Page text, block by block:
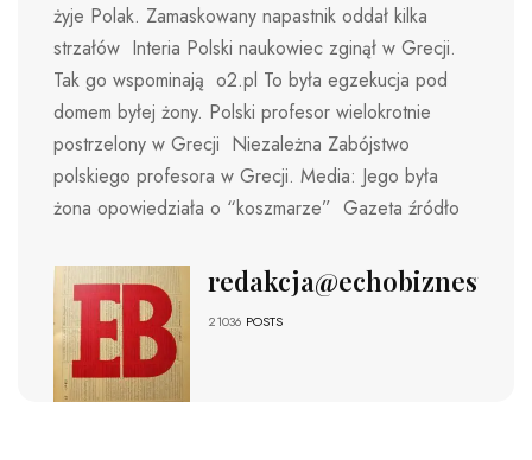
żyje Polak. Zamaskowany napastnik oddał kilka
strzałów Interia Polski naukowiec zginął w Grecji.
Tak go wspominają o2.pl To była egzekucja pod
domem byłej żony. Polski profesor wielokrotnie
postrzelony w Grecji Niezależna Zabójstwo
polskiego profesora w Grecji. Media: Jego była
żona opowiedziała o “koszmarze” Gazeta źródło
redakcja@echobiznesu.pl
21036 POSTS